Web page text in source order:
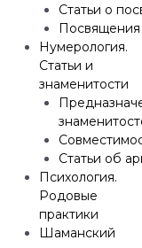
Статьи о
Посвящения
Нумерология.
Статьи и
знаменитости
Статьи об
Психология.
Родовые
практики
Шаманский